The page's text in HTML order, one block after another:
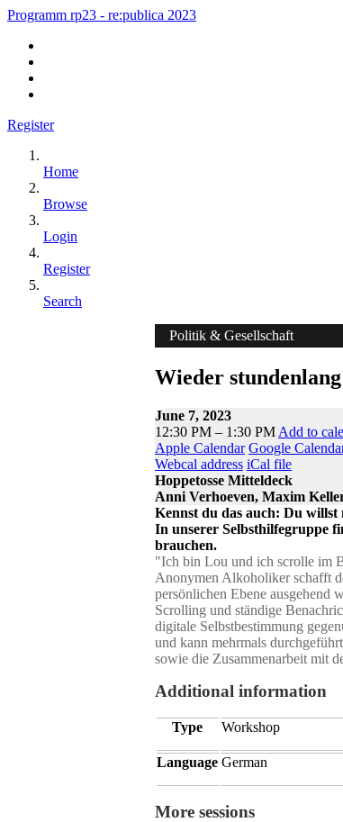
Programm rp23 - re:publica 2023
Register
Home
Browse
Login
Register
Search
Politik & Gesellschaft
Wieder
June 7, 2023
12:30 PM – 1:30 PM Add to
Apple Calendar Google
Webcal address iCal file
Hoppetosse Mitteldeck
Anni Verhoeven, Maxim
Kennst du das auch: Du willst
In unserer Selbsthilfegruppe
brauchen.
"Ich bin Lou und ich scrolle im
Anonymen Alkoholiker schafft
persönlichen Ebene ausgehend
Scrolling und ständige
digitale Selbstbestimmung
und kann mehrmals
sowie die Zusammenarbeit mit
Additional information
Type Workshop
Language German
More sessions